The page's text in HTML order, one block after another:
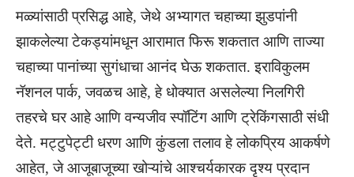
मळ्यांसाठी प्रसिद्ध आहे, जेथे अभ्यागत चहाच्या झुडपांनी
झाकलेल्या टेकड्यांमधून आरामात फिरू शकतात आणि ताज्या
चहाच्या पानांच्या सुगंधाचा आनंद घेऊ शकतात. इराविकुलम
नॅशनल पार्क, जवळच आहे, हे धोक्यात असलेल्या निलगिरी
तहरचे घर आहे आणि वन्यजीव स्पॉटिंग आणि ट्रेकिंगसाठी संधी
देते. मट्टुपेट्टी धरण आणि कुंडला तलाव हे लोकप्रिय आकर्षणे
आहेत, जे आजूबाजूच्या खोऱ्यांचे आश्चर्यकारक दृश्य प्रदान